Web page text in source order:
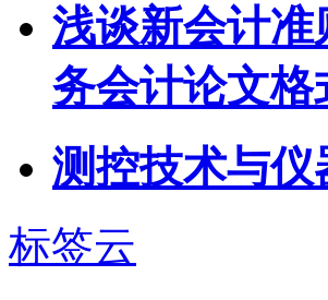
浅谈新会计
务会计论文格
测控技术与
标签云